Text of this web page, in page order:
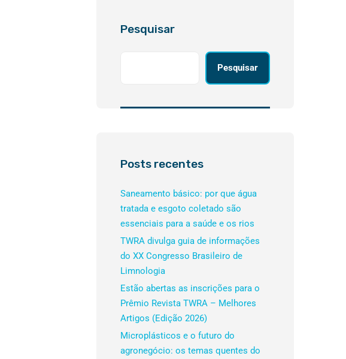
Pesquisar
Pesquisar
Posts recentes
Saneamento básico: por que água
tratada e esgoto coletado são
essenciais para a saúde e os rios
TWRA divulga guia de informações
do XX Congresso Brasileiro de
Limnologia
Estão abertas as inscrições para o
Prêmio Revista TWRA – Melhores
Artigos (Edição 2026)
Microplásticos e o futuro do
agronegócio: os temas quentes do